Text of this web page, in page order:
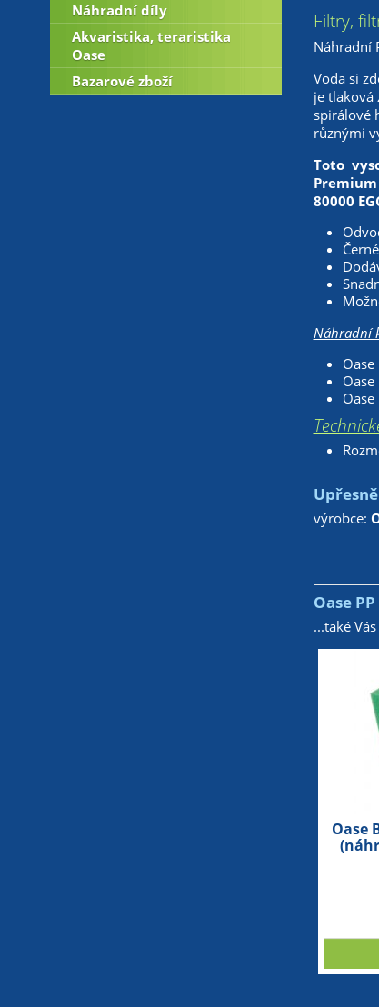
Filtry,
Náhradní
Voda si
je tlaková
spirálové
různými
Toto
80000
Náhradní
výrobce:
Oase
...také
Oase
Náhradní díly
Akvaristika, teraristika
Oase
Bazarové zboží